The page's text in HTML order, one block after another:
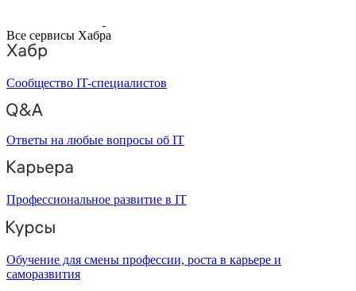
Все сервисы Хабра
Сообщество IT-специалистов
Ответы на любые вопросы об IT
Профессиональное развитие в IT
Обучение для смены профессии, роста в карьере и
саморазвития